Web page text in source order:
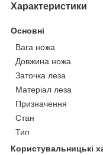
Характеристики
Основні
Вага ножа
Довжина ножа
Заточка леза
Матеріал леза
Призначення
Стан
Тип
Користувальницькі